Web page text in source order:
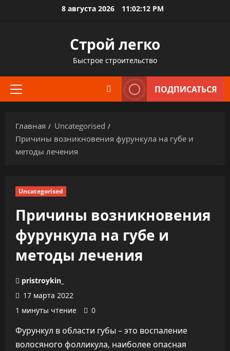
8 августа 2026 11:02:13 PM
Строй легко
Быстрое строительство
Основное
ПОДПИСАТЬСЯ
Главная
Uncategorised
Причины возникновения фурункула на губе и
методы лечения
Uncategorised
Причины возникновения
фурункула на губе и
методы лечения
pristroykin_
17 марта 2022
1 минуты чтение
0
Фурункул в области губы – это воспаление
волосяного фолликула, наиболее опасная